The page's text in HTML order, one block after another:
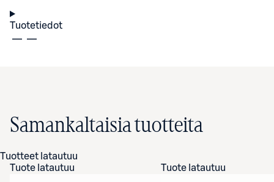
Tuotetiedot
Samankaltaisia tuotteita
Tuotteet latautuu
Tuote latautuu
Tuote latautuu